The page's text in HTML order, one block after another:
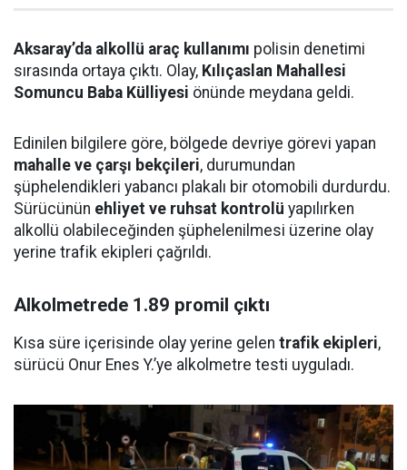
Aksaray’da alkollü araç kullanımı polisin denetimi
sırasında ortaya çıktı. Olay, Kılıçaslan Mahallesi
Somuncu Baba Külliyesi önünde meydana geldi.
Edinilen bilgilere göre, bölgede devriye görevi yapan
mahalle ve çarşı bekçileri, durumundan
şüphelendikleri yabancı plakalı bir otomobili durdurdu.
Sürücünün ehliyet ve ruhsat kontrolü yapılırken
alkollü olabileceğinden şüphelenilmesi üzerine olay
yerine trafik ekipleri çağrıldı.
Alkolmetrede 1.89 promil çıktı
Kısa süre içerisinde olay yerine gelen trafik ekipleri,
sürücü Onur Enes Y.’ye alkolmetre testi uyguladı.